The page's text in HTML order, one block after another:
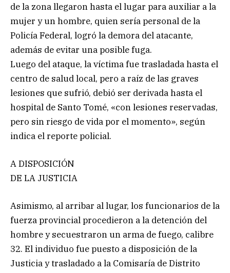
de la zona llegaron hasta el lugar para auxiliar a la
mujer y un hombre, quien sería personal de la
Policía Federal, logró la demora del atacante,
además de evitar una posible fuga.
Luego del ataque, la víctima fue trasladada hasta el
centro de salud local, pero a raíz de las graves
lesiones que sufrió, debió ser derivada hasta el
hospital de Santo Tomé, «con lesiones reservadas,
pero sin riesgo de vida por el momento», según
indica el reporte policial.
A DISPOSICIÓN
DE LA JUSTICIA
Asimismo, al arribar al lugar, los funcionarios de la
fuerza provincial procedieron a la detención del
hombre y secuestraron un arma de fuego, calibre
32. El individuo fue puesto a disposición de la
Justicia y trasladado a la Comisaría de Distrito